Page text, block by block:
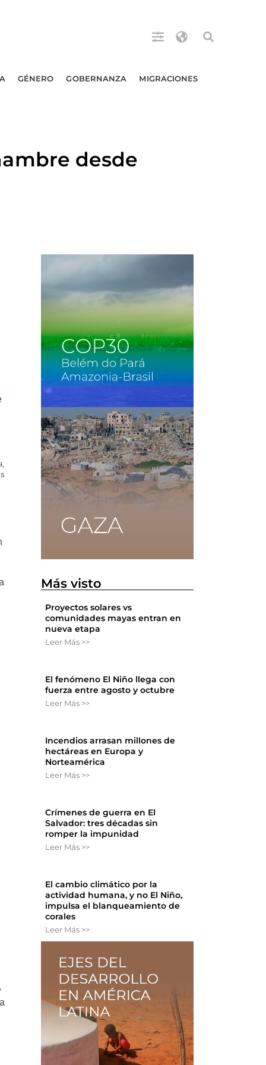
GÉNERO GOBERNANZA MIGRACIONES
desde
Más visto
Proyectos solares vs
comunidades mayas entran en
nueva etapa
Leer Más >>
El fenómeno El Niño llega con
fuerza entre agosto y octubre
Leer Más >>
Incendios arrasan millones de
hectáreas en Europa y
Norteamérica
Leer Más >>
Crímenes de guerra en El
Salvador: tres décadas sin
romper la impunidad
Leer Más >>
El cambio climático por la
actividad humana, y no El Niño,
impulsa el blanqueamiento de
corales
Leer Más >>